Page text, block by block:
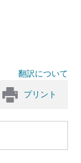
翻訳について
プリント